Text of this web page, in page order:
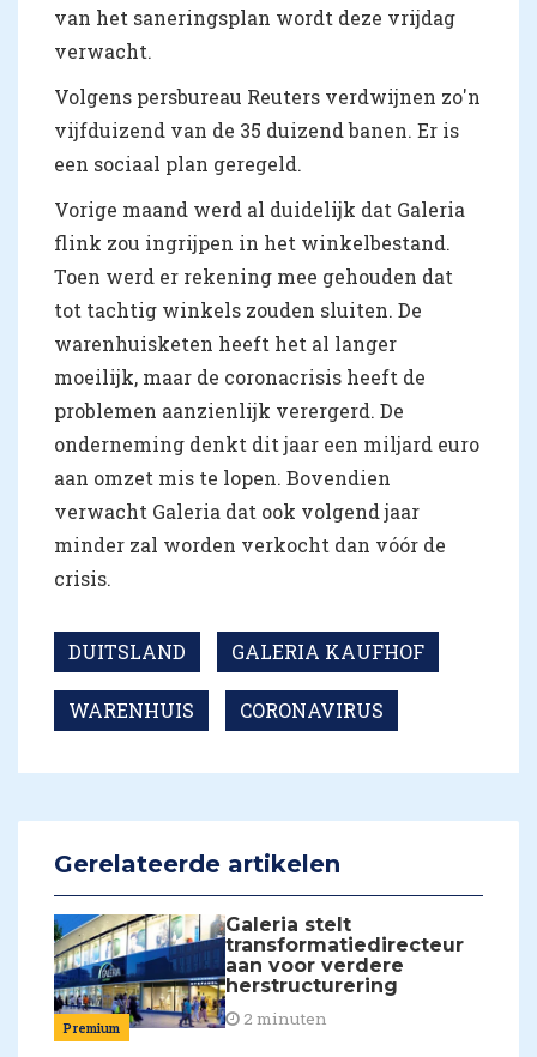
van het saneringsplan wordt deze vrijdag
verwacht.
Volgens persbureau Reuters verdwijnen zo'n
vijfduizend van de 35 duizend banen. Er is
een sociaal plan geregeld.
Vorige maand werd al duidelijk dat Galeria
flink zou ingrijpen in het winkelbestand.
Toen werd er rekening mee gehouden dat
tot tachtig winkels zouden sluiten. De
warenhuisketen heeft het al langer
moeilijk, maar de coronacrisis heeft de
problemen aanzienlijk verergerd. De
onderneming denkt dit jaar een miljard euro
aan omzet mis te lopen. Bovendien
verwacht Galeria dat ook volgend jaar
minder zal worden verkocht dan vóór de
crisis.
DUITSLAND GALERIA KAUFHOF
WARENHUIS CORONAVIRUS
Gerelateerde artikelen
Premium
Galeria stelt
transformatiedirecteur
aan voor verdere
herstructurering
2 minuten